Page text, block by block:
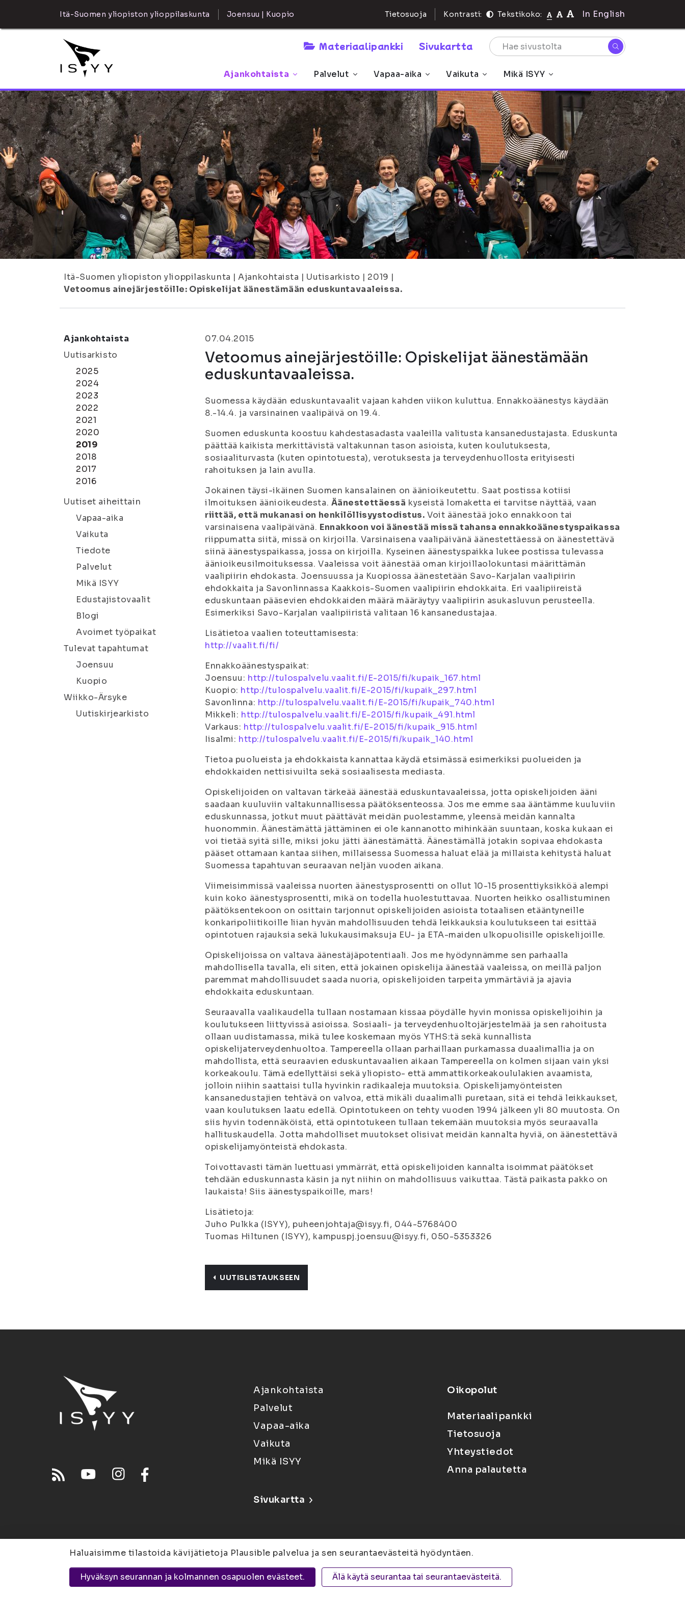
Itä-Suomen yliopiston ylioppilaskunta Joensuu | Kuopio Tietosuoja Kontrasti: Tekstikoko: In English
Materiaalipankki Sivukartta
Ajankohtaista Palvelut Vapaa-aika Vaikuta Mikä ISYY
Itä-Suomen yliopiston ylioppilaskunta | Ajankohtaista | Uutisarkisto | 2019 |
Vetoomus ainejärjestöille: Opiskelijat äänestämään eduskuntavaaleissa.
Ajankohtaista
Uutisarkisto
2025
2024
2023
2022
2021
2020
2019
2018
2017
2016
Uutiset aiheittain
Vapaa-aika
Vaikuta
Tiedote
Palvelut
Mikä ISYY
Edustajistovaalit
Blogi
Avoimet työpaikat
Tulevat tapahtumat
Joensuu
Kuopio
Wiikko-Ärsyke
Uutiskirjearkisto
07.04.2015
Vetoomus ainejärjestöille: Opiskelijat äänestämään
eduskuntavaaleissa.
Suomessa käydään eduskuntavaalit vajaan kahden viikon kuluttua. Ennakkoäänestys käydään
8.-14.4. ja varsinainen vaalipäivä on 19.4.
Suomen eduskunta koostuu kahdestasadasta vaaleilla valitusta kansanedustajasta. Eduskunta
päättää kaikista merkittävistä valtakunnan tason asioista, kuten koulutuksesta,
sosiaaliturvasta (kuten opintotuesta), verotuksesta ja terveydenhuollosta erityisesti
rahoituksen ja lain avulla.
Jokainen täysi-ikäinen Suomen kansalainen on äänioikeutettu. Saat postissa kotiisi
ilmoituksen äänioikeudesta. Äänestettäessä kyseistä lomaketta ei tarvitse näyttää, vaan
riittää, että mukanasi on henkilöllisyystodistus. Voit äänestää joko ennakkoon tai
varsinaisena vaalipäivänä. Ennakkoon voi äänestää missä tahansa ennakkoäänestyspaikassa
riippumatta siitä, missä on kirjoilla. Varsinaisena vaalipäivänä äänestettäessä on äänestettävä
siinä äänestyspaikassa, jossa on kirjoilla. Kyseinen äänestyspaikka lukee postissa tulevassa
äänioikeusilmoituksessa. Vaaleissa voit äänestää oman kirjoillaolokuntasi määrittämän
vaalipiirin ehdokasta. Joensuussa ja Kuopiossa äänestetään Savo-Karjalan vaalipiirin
ehdokkaita ja Savonlinnassa Kaakkois-Suomen vaalipiirin ehdokkaita. Eri vaalipiireistä
eduskuntaan pääsevien ehdokkaiden määrä määräytyy vaalipiirin asukasluvun perusteella.
Esimerkiksi Savo-Karjalan vaalipiiristä valitaan 16 kansanedustajaa.
Lisätietoa vaalien toteuttamisesta:
http://vaalit.fi/fi/
Ennakkoäänestyspaikat:
Joensuu: http://tulospalvelu.vaalit.fi/E-2015/fi/kupaik_167.html
Kuopio: http://tulospalvelu.vaalit.fi/E-2015/fi/kupaik_297.html
Savonlinna: http://tulospalvelu.vaalit.fi/E-2015/fi/kupaik_740.html
Mikkeli: http://tulospalvelu.vaalit.fi/E-2015/fi/kupaik_491.html
Varkaus: http://tulospalvelu.vaalit.fi/E-2015/fi/kupaik_915.html
Iisalmi: http://tulospalvelu.vaalit.fi/E-2015/fi/kupaik_140.html
Tietoa puolueista ja ehdokkaista kannattaa käydä etsimässä esimerkiksi puolueiden ja
ehdokkaiden nettisivuilta sekä sosiaalisesta mediasta.
Opiskelijoiden on valtavan tärkeää äänestää eduskuntavaaleissa, jotta opiskelijoiden ääni
saadaan kuuluviin valtakunnallisessa päätöksenteossa. Jos me emme saa ääntämme kuuluviin
eduskunnassa, jotkut muut päättävät meidän puolestamme, yleensä meidän kannalta
huonommin. Äänestämättä jättäminen ei ole kannanotto mihinkään suuntaan, koska kukaan ei
voi tietää syitä sille, miksi joku jätti äänestämättä. Äänestämällä jotakin sopivaa ehdokasta
pääset ottamaan kantaa siihen, millaisessa Suomessa haluat elää ja millaista kehitystä haluat
Suomessa tapahtuvan seuraavan neljän vuoden aikana.
Viimeisimmissä vaaleissa nuorten äänestysprosentti on ollut 10-15 prosenttiyksikköä alempi
kuin koko äänestysprosentti, mikä on todella huolestuttavaa. Nuorten heikko osallistuminen
päätöksentekoon on osittain tarjonnut opiskelijoiden asioista totaalisen etääntyneille
konkaripoliitikoille liian hyvän mahdollisuuden tehdä leikkauksia koulutukseen tai esittää
opintotuen rajauksia sekä lukukausimaksuja EU- ja ETA-maiden ulkopuolisille opiskelijoille.
Opiskelijoissa on valtava äänestäjäpotentiaali. Jos me hyödynnämme sen parhaalla
mahdollisella tavalla, eli siten, että jokainen opiskelija äänestää vaaleissa, on meillä paljon
paremmat mahdollisuudet saada nuoria, opiskelijoiden tarpeita ymmärtäviä ja ajavia
ehdokkaita eduskuntaan.
Seuraavalla vaalikaudella tullaan nostamaan kissaa pöydälle hyvin monissa opiskelijoihin ja
koulutukseen liittyvissä asioissa. Sosiaali- ja terveydenhuoltojärjestelmää ja sen rahoitusta
ollaan uudistamassa, mikä tulee koskemaan myös YTHS:tä sekä kunnallista
opiskelijaterveydenhuoltoa. Tampereella ollaan parhaillaan purkamassa duaalimallia ja on
mahdollista, että seuraavien eduskuntavaalien aikaan Tampereella on kolmen sijaan vain yksi
korkeakoulu. Tämä edellyttäisi sekä yliopisto- että ammattikorkeakoululakien avaamista,
jolloin niihin saattaisi tulla hyvinkin radikaaleja muutoksia. Opiskelijamyönteisten
kansanedustajien tehtävä on valvoa, että mikäli duaalimalli puretaan, sitä ei tehdä leikkaukset,
vaan koulutuksen laatu edellä. Opintotukeen on tehty vuoden 1994 jälkeen yli 80 muutosta. On
siis hyvin todennäköistä, että opintotukeen tullaan tekemään muutoksia myös seuraavalla
hallituskaudella. Jotta mahdolliset muutokset olisivat meidän kannalta hyviä, on äänestettävä
opiskelijamyönteistä ehdokasta.
Toivottavasti tämän luettuasi ymmärrät, että opiskelijoiden kannalta isoimmat päätökset
tehdään eduskunnasta käsin ja nyt niihin on mahdollisuus vaikuttaa. Tästä paikasta pakko on
laukaista! Siis äänestyspaikoille, mars!
Lisätietoja:
Juho Pulkka (ISYY), puheenjohtaja@isyy.fi, 044-5768400
Tuomas Hiltunen (ISYY), kampuspj.joensuu@isyy.fi, 050-5353326
UUTISLISTAUKSEEN
Ajankohtaista
Palvelut
Vapaa-aika
Vaikuta
Mikä ISYY
Sivukartta
Oikopolut
Materiaalipankki
Tietosuoja
Yhteystiedot
Anna palautetta
Joensuu Suvantokatu 6, 80100 Joensuu | KuopioYliopistonranta 15, PL 1627, 70211 Kuopio
Haluaisimme tilastoida kävijätietoja Plausible palvelua ja sen seurantaevästeitä hyödyntäen.
Hyväksyn seurannan ja kolmannen osapuolen evästeet. Älä käytä seurantaa tai seurantaevästeitä.